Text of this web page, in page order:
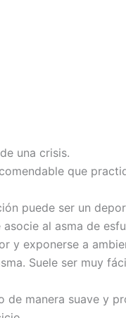
una crisis.
que
puede ser un
al asma de
y exponerse a
Suele ser muy
manera suave y